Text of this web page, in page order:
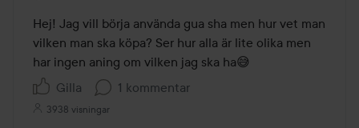
Hej! Jag vill börja använda gua sha men hur vet man
vilken man ska köpa? Ser hur alla är lite olika men
har ingen aning om vilken jag ska ha😅
Gilla
1 kommentar
3938 visningar